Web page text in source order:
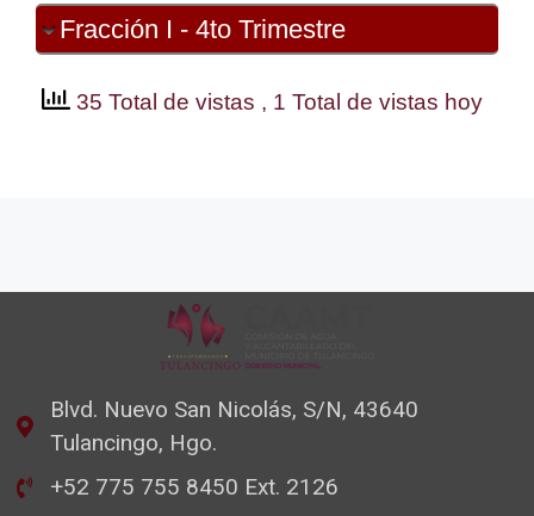
Fracción I - 4to Trimestre
35 Total de vistas , 1 Total de vistas hoy
Blvd. Nuevo San Nicolás, S/N, 43640
Tulancingo, Hgo.
+52 775 755 8450 Ext. 2126